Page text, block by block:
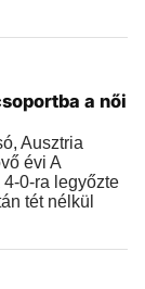
a női
Ausztria
évi A
0-ra legyőzte
tét nélkül